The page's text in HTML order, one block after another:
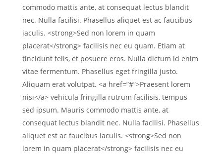
commodo mattis ante, at consequat lectus blandit
nec. Nulla facilisi. Phasellus aliquet est ac faucibus
iaculis. <strong>Sed non lorem in quam
placerat</strong> facilisis nec eu quam. Etiam at
tincidunt felis, et posuere eros. Nulla dictum id enim
vitae fermentum. Phasellus eget fringilla justo.
Aliquam erat volutpat. <a href=”#”>Praesent lorem
nisi</a> vehicula fringilla rutrum facilisis, tempus
sed ipsum. Mauris commodo mattis ante, at
consequat lectus blandit nec. Nulla facilisi. Phasellus
aliquet est ac faucibus iaculis. <strong>Sed non
lorem in quam placerat</strong> facilisis nec eu